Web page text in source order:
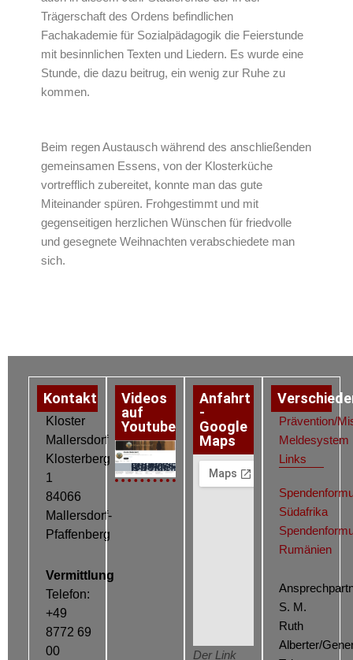
Trägerschaft des Ordens befindlichen
Fachakademie für Sozialpädagogik die Feierstunde
mit besinnlichen Texten und Liedern. Es wurde eine
Stunde, die dazu beitrug, ein wenig zur Ruhe zu
kommen.
Beim regen Austausch während des anschließenden
gemeinsamen Essens, von der Klosterküche
vortrefflich zubereitet, konnte man das gute
Miteinander spüren. Frohgestimmt und mit
gegenseitigen herzlichen Wünschen für friedvolle
und gesegnete Weihnachten verabschiedete man
sich.
Kontakt
Kloster
Mallersdorf
Klosterberg
1
84066
Mallersdorf-
Pfaffenberg
Vermittlung
Telefon:
+49
8772 69
00
Videos
auf
Youtube
Datenschutz
Impressum
Cookie-Richtlinie (EU)
Anfahrt
-
Google
Maps
Der Link
Prävention/
Meldesystem
Links
Südafrika
Rumänien
S. M.
Ruth
Alberter/